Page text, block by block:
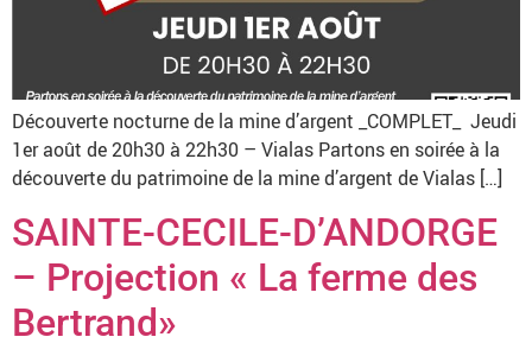
Découverte nocturne de la mine d’argent _COMPLET_ Jeudi
1er août de 20h30 à 22h30 – Vialas Partons en soirée à la
découverte du patrimoine de la mine d’argent de Vialas […]
SAINTE-CECILE-D’ANDORGE
– Projection « La ferme des
Bertrand»